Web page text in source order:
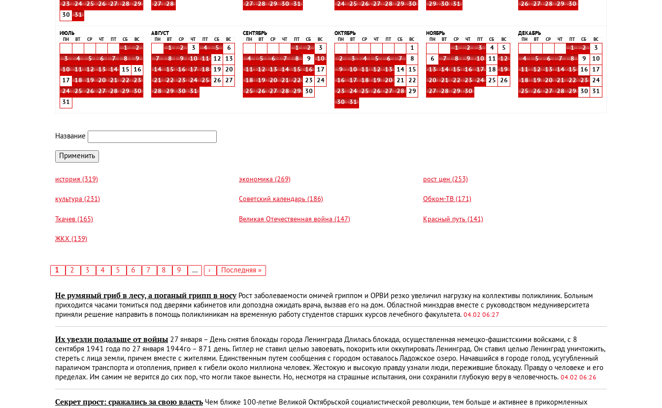
23
24 25 26 27 28
29
30
31
27
28
27
28 29 30 31
24
25 26 27 28 29 30
29
30 31
26
27 28 29 30
ИЮЛЬ
ПН ВТ СР ЧТ СБ ВС
1
2
3
4 5 6 7 8
9
10
11 12 13 14 15
16
17
18 19 20 21 22
23
24
25 26 27 28 29
30
31
АВГУСТ
ПН ВТ СР ЧТ СБ ВС
1 2 3 4 5
6
7
8 9 10 11 12
13
14
15 16 17 18 19
20
21
22 23 24 25 26
27
28
29 30 31
СЕНТЯБРЬ
ПН ВТ СР ЧТ СБ ВС
1 2
3
4
5 6 7 8 9
10
11
12 13 14 15 16
17
18
19 20 21 22 23
24
25
26 27 28 29 30
ОКТЯБРЬ
ПН ВТ СР ЧТ СБ ВС
1
2
3 4 5 6 7
8
9
10 11 12 13 14
15
16
17 18 19 20 21
22
23
24 25 26 27 28
29
30
31
НОЯБРЬ
ПН ВТ СР ЧТ СБ ВС
1 2 3 4
5
6
7 8 9 10 11
12
13
14 15 16 17 18
19
20
21 22 23 24 25
26
27
28 29 30
ДЕКАБРЬ
ПН ВТ СР ЧТ СБ ВС
1 2
3
4
5 6 7 8 9
10
11
12 13 14 15 16
17
18
19 20 21 22 23
24
25
26 27 28 29 30 31
Название
история (319) экономика (269) рост цен (253)
культура (231) Советский календарь (186) Обком-ТВ (171)
Ткачев (165) Великая Отечественная война (147) Красный путь (141)
ЖКХ (139)
Текущая
1 Страница
2 Страница
3 Страница
4 Страница
5 Страница
6 Страница
7 Страница
8 Страница
9 …
Следующая
›
Последняя
Последняя »
Не румяный гриб в лесу, а поганый грипп в носуРост заболеваемости омичей гриппом и ОРВИ резко увеличил нагрузку на коллективы поликлиник. Больным
приходится часами томиться под дверями кабинетов или допоздна ожидать врача, вызвав его на дом. Областной минздрав вместе с руководством медуниверситета
приняли решение направить в помощь поликлиникам на временную работу студентов старших курсов лечебного факультета. 04.02 06:27
Их увезли подальше от войны 27 января – День снятия блокады города Ленинграда Длилась блокада, осуществленная немецко-фашистскими войсками, с 8
сентября 1941 года по 27 января 1944­го – 871 день. Гитлер не ставил целью завоевать, покорить или оккупировать Ленинград. Он ставил целью Ленинград уничтожить,
стереть с лица земли, причем вместе с жителями. Единственным путем сообщения с городом оставалось Ладожское озеро. Начавшийся в городе голод, усугубленный
параличом транспорта и отопления, привел к гибели около миллиона человек. Жестокую и высокую правду узнали люди, пережившие блокаду. Правду о человеке и его
пределах. Им самим не верится до сих пор, что могли такое вынести. Но, несмотря на страшные испытания, они сохранили глубокую веру в человечность. 04.02 06:26
Секрет прост: сражались за свою власть Чем ближе 100-летие Великой Октябрьской социалистической революции, тем больше и активнее в прикормленных